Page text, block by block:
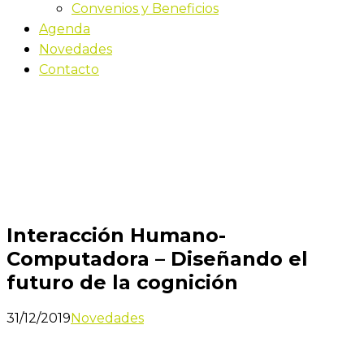
Convenios y Beneficios
Agenda
Novedades
Contacto
Interacción Humano-
Computadora – Diseñando el
futuro de la cognición
31/12/2019Novedades